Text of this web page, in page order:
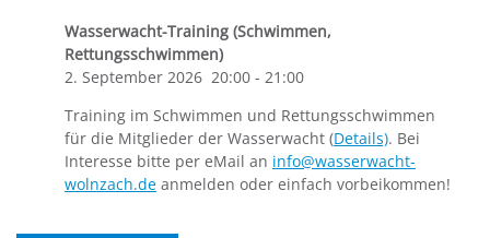
Wasserwacht-Training (Schwimmen,
Rettungsschwimmen)
2. September 2026 20:00 - 21:00
Training im Schwimmen und Rettungsschwimmen
für die Mitglieder der Wasserwacht (Details). Bei
Interesse bitte per eMail an info@wasserwacht-
wolnzach.de anmelden oder einfach vorbeikommen!